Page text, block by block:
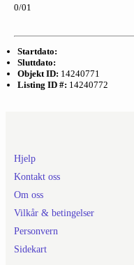
0/01
Startdato:
Sluttdato:
Objekt ID: 14240771
Listing ID #: 14240772
Hjelp
Kontakt oss
Om oss
Vilkår & betingelser
Personvern
Sidekart